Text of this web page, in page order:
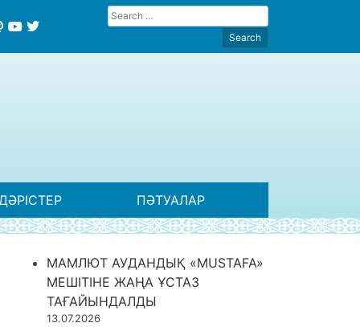
ПӘТУАЛАР
МАМЛЮТ АУДАНДЫҚ «MUSTAFA»
МЕШІТІНЕ ЖАҢА ҰСТАЗ
ТАҒАЙЫНДАЛДЫ
13.07.2026